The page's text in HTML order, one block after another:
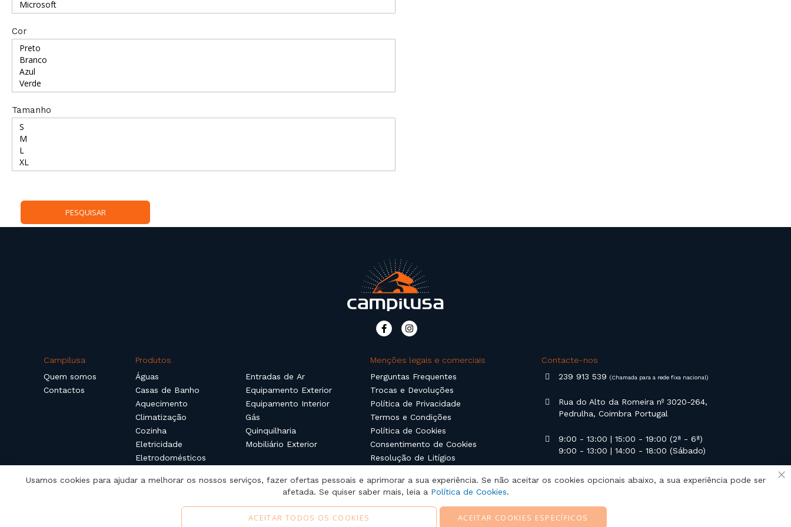
Cor
Tamanho
PESQUISAR
Campilusa
Quem somos
Contactos
Produtos
Águas
Casas de Banho
Aquecimento
Climatização
Cozinha
Eletricidade
Eletrodomésticos
Entradas de Ar
Equipamento Exterior
Equipamento Interior
Gás
Quinquilharia
Mobiliário Exterior
Menções legais e comerciais
Perguntas Frequentes
Trocas e Devoluções
Política de Privacidade
Termos e Condições
Política de Cookies
Consentimento de Cookies
Resolução de Litígios
Contacte-nos
239 913 539(Chamada para a rede fixa nacional)
Rua do Alto da Romeira nº 3020-264,
Pedrulha, Coimbra Portugal
9:00 - 13:00 | 15:00 - 19:00 (2ª - 6ª)
9:00 - 13:00 | 14:00 - 18:00 (Sábado)
geral@campilusa.pt
Usamos cookies para ajudar a melhorar os nossos serviços, fazer ofertas pessoais e aprimorar a sua experiência. Se não aceitar os cookies opcionais abaixo, a sua experiência pode ser
afetada. Se quiser saber mais, leia a Política de Cookies.
ACEITAR TODOS OS COOKIES ACEITAR COOKIES ESPECÍFICOS